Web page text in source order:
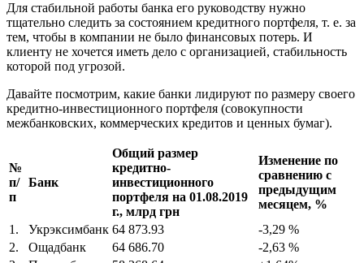
Для стабильной работы банка его руководству нужно
тщательно следить за состоянием кредитного портфеля, т. е. за
тем, чтобы в компании не было финансовых потерь. И
клиенту не хочется иметь дело с организацией, стабильность
которой под угрозой.
Давайте посмотрим, какие банки лидируют по размеру своего
кредитно-инвестиционного портфеля (совокупности
межбанковских, коммерческих кредитов и ценных бумаг).
№
п/
п
Банк
Общий размер
кредитно-
инвестиционного
портфеля на 01.08.2019
г., млрд грн
Изменение по
сравнению с
предыдущим
месяцем, %
1.
Укрэксимбанк 64 873.93
-3,29 %
2.
Ощадбанк 64 686.70
-2,63 %